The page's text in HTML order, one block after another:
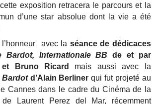
exposition retracera le parcours et la
d’une star absolue dont la vie a été
avec la séance de dédicaces
Bardot, Internationale BB de et par
Bruno Ricard
mais aussi avec la
Bardotd’Alain Berliner qui fut projeté au
Cannes dans le cadre du Cinéma de la
de Laurent Perez del Mar, récemment